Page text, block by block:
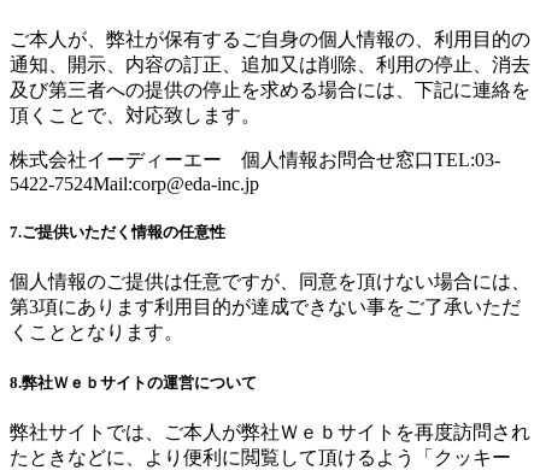
ご本人が、弊社が保有するご自身の個人情報の、利用目的の
通知、開示、内容の訂正、追加又は削除、利用の停止、消去
及び第三者への提供の停止を求める場合には、下記に連絡を
頂くことで、対応致します。
株式会社イーディーエー 個人情報お問合せ窓口TEL:03-
5422-7524Mail:corp@eda-inc.jp
7.ご提供いただく情報の任意性
個人情報のご提供は任意ですが、同意を頂けない場合には、
第3項にあります利用目的が達成できない事をご了承いただ
くこととなります。
8.弊社Ｗｅｂサイトの運営について
弊社サイトでは、ご本人が弊社Ｗｅｂサイトを再度訪問され
たときなどに、より便利に閲覧して頂けるよう「クッキー